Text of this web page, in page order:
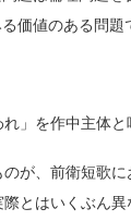
価値のある問題
」を作中主体と
が、前衛短歌
とはいくぶん